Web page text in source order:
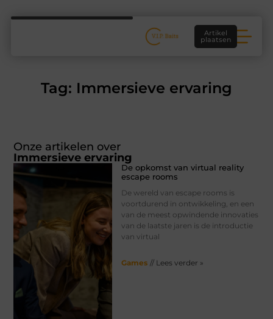
Artikel
plaatsen
Tag: Immersieve ervaring
Onze artikelen over
Immersieve ervaring
De opkomst van virtual reality
escape rooms
De wereld van escape rooms is
voortdurend in ontwikkeling, en een
van de meest opwindende innovaties
van de laatste jaren is de introductie
van virtual
Games // Lees verder »